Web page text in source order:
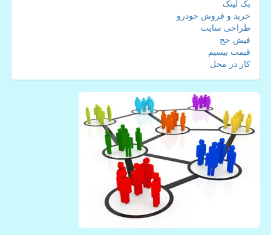
بک لینک
خرید و فروش خودرو
طراحی سایت
فیش حج
قیمت بیسیم
کار در محل